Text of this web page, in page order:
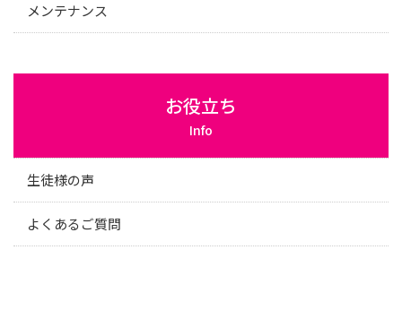
メンテナンス
お役立ち
Info
生徒様の声
よくあるご質問